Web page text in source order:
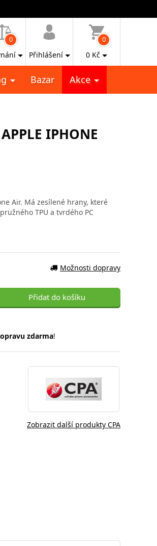
0
Přihlášení
0
0 Kč
Bazar Akce
IPHONE
Air. Má zesílené hrany, které
TPU a tvrdého PC
Možnosti dopravy
Přidat do košíku
zdarma!
Zobrazit další produkty CPA